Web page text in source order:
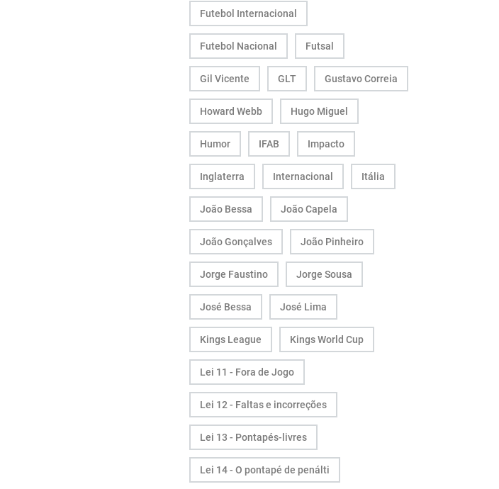
Futebol Internacional
Futebol Nacional Futsal
Gil Vicente GLT Gustavo Correia
Howard Webb Hugo Miguel
Humor IFAB Impacto
Inglaterra Internacional Itália
João Bessa João Capela
João Gonçalves João Pinheiro
Jorge Faustino Jorge Sousa
José Bessa José Lima
Kings League Kings World Cup
Lei 11 - Fora de Jogo
Lei 12 - Faltas e incorreções
Lei 13 - Pontapés-livres
Lei 14 - O pontapé de penálti